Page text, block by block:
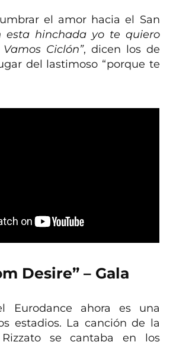
el amor hacia el San
esta hinchada yo te quiero
Ciclón”, dicen los de
del lastimoso “porque te
Desire” – Gala
Eurodance ahora es una
estadios. La canción de la
se cantaba en los